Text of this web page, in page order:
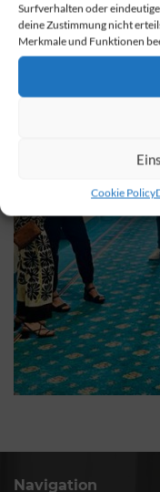
Surfverhalten oder
deine Zustimmung nicht
Merkmale und Funktionen
Cookie Policy
Navigation